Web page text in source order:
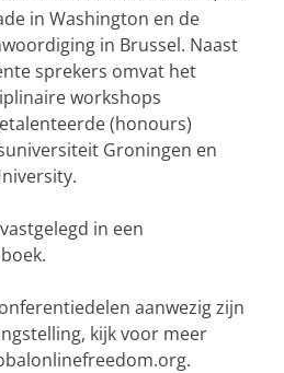
in Washington en de
in Brussel. Naast
sprekers omvat het
workshops
(honours)
Groningen en
in een
aanwezig zijn
kijk voor meer